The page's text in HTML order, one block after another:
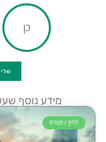
כן
מידע נוסף
לחץ / סטרס